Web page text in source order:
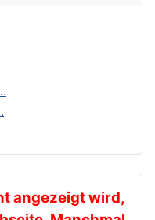
angezeigt wird,